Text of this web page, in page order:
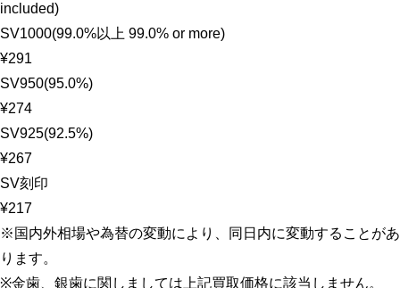
included)
SV1000(99.0%以上 99.0% or more)
¥291
SV950(95.0%)
¥274
SV925(92.5%)
¥267
SV刻印
¥217
※国内外相場や為替の変動により、同日内に変動することがあ
ります。
※金歯、銀歯に関しましては上記買取価格に該当しません。